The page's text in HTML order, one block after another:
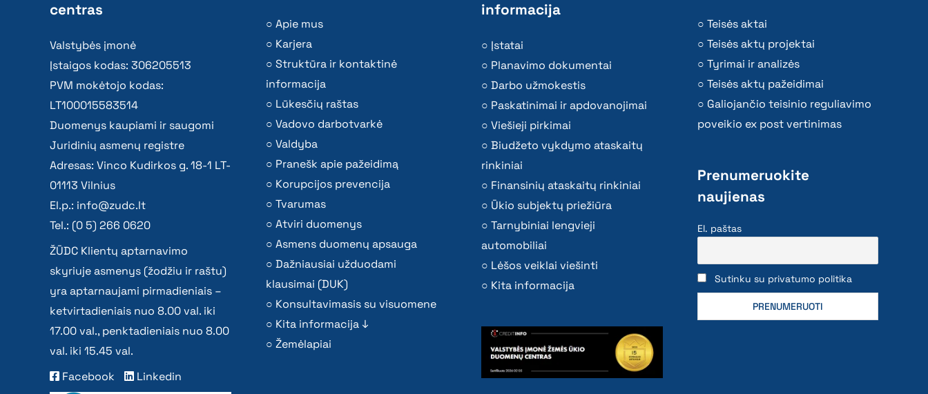
centras
Valstybės įmonė
Įstaigos kodas: 306205513
PVM mokėtojo kodas:
LT100015583514
Duomenys kaupiami ir saugomi
Juridinių asmenų registre
Adresas: Vinco Kudirkos g. 18-1 LT-
01113 Vilnius
El.p.: info@zudc.lt
Tel.: (0 5) 266 0620
ŽŪDC Klientų aptarnavimo
skyriuje asmenys (žodžiu ir raštu)
yra aptarnaujami pirmadieniais –
ketvirtadieniais nuo 8.00 val. iki
17.00 val., penktadieniais nuo 8.00
val. iki 15.45 val.
Facebook
Linkedin
Apie mus
Karjera
Struktūra ir kontaktinė
informacija
Lūkesčių raštas
Vadovo darbotvarkė
Valdyba
Pranešk apie pažeidimą
Korupcijos prevencija
Tvarumas
Atviri duomenys
Asmens duomenų apsauga
Dažniausiai užduodami
klausimai (DUK)
Konsultavimasis su visuomene
Kita informacija ↓
Žemėlapiai
informacija
Įstatai
Planavimo dokumentai
Darbo užmokestis
Paskatinimai ir apdovanojimai
Viešieji pirkimai
Biudžeto vykdymo ataskaitų
rinkiniai
Finansinių ataskaitų rinkiniai
Ūkio subjektų priežiūra
Tarnybiniai lengvieji
automobiliai
Lėšos veiklai viešinti
Kita informacija
Teisės aktai
Teisės aktų projektai
Tyrimai ir analizės
Teisės aktų pažeidimai
Galiojančio teisinio reguliavimo
poveikio ex post vertinimas
Prenumeruokite
naujienas
El. paštas
Sutinku su privatumo politika